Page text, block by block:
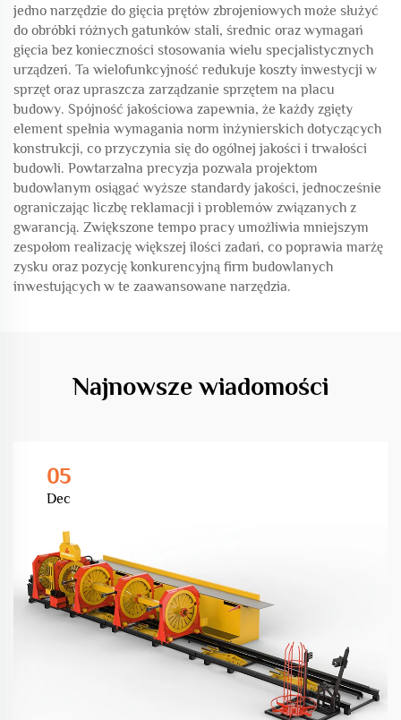
jedno narzędzie do gięcia prętów zbrojeniowych może służyć
do obróbki różnych gatunków stali, średnic oraz wymagań
gięcia bez konieczności stosowania wielu specjalistycznych
urządzeń. Ta wielofunkcyjność redukuje koszty inwestycji w
sprzęt oraz upraszcza zarządzanie sprzętem na placu
budowy. Spójność jakościowa zapewnia, że każdy zgięty
element spełnia wymagania norm inżynierskich dotyczących
konstrukcji, co przyczynia się do ogólnej jakości i trwałości
budowli. Powtarzalna precyzja pozwala projektom
budowlanym osiągać wyższe standardy jakości, jednocześnie
ograniczając liczbę reklamacji i problemów związanych z
gwarancją. Zwiększone tempo pracy umożliwia mniejszym
zespołom realizację większej ilości zadań, co poprawia marżę
zysku oraz pozycję konkurencyjną firm budowlanych
inwestujących w te zaawansowane narzędzia.
Najnowsze wiadomości
05
Dec